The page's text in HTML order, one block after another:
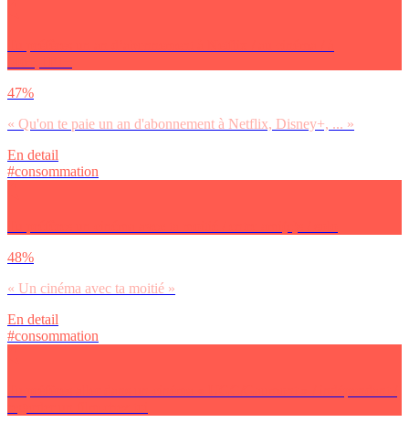
47%
« Qu'on te paie un an d'abonnement à Netflix, Disney+, ... »
En detail
#consommation
48%
« Un cinéma avec ta moitié »
En detail
#consommation